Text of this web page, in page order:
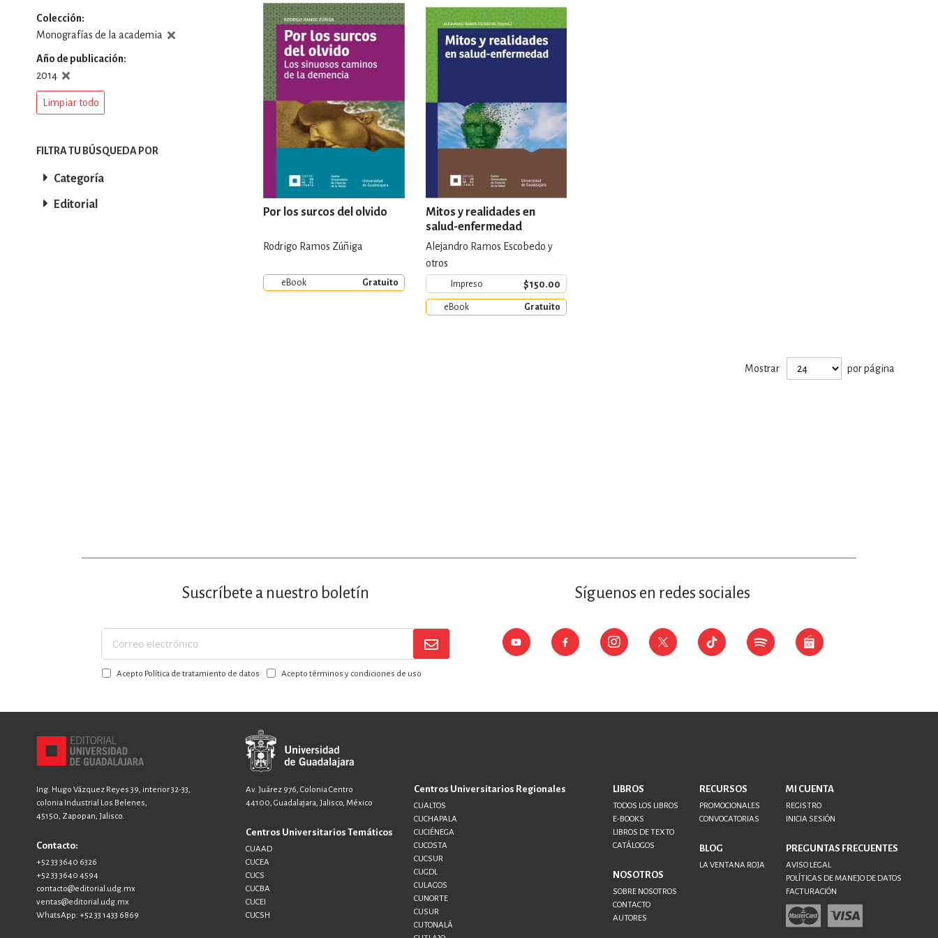
DEPORTES Y ACTIVIDADES DE OCIO AL AIRE LIBRE
ECONOMÍA, FINANZAS, EMPRESA Y GESTIÓN
ESTILOS DE VIDA, AFICIONES Y OCIO FICCIÓN Y TEMAS AFINES
FILOSOFÍA Y RELIGIÓN HISTORIA Y ARQUEOLOGÍA
INFANTILES, JUVENILES Y DIDÁCTICOS LENGUAJE Y LINGÜÍSTICA
TECNOLOGÍA, INGENIERÍA, AGRICULTURA
Por los surcos del olvido
Rodrigo Ramos Zúñiga
eBook Gratuito
Mitos y realidades en
salud-enfermedad
Alejandro Ramos Escobedo y
otros
Impreso $150.00
eBook Gratuito
Mostrar por página
Colección
Monografías de la academia
Año de publicación
2014
Limpiar todo
FILTRA TU BÚSQUEDA POR
Categoría
Editorial
Suscríbete a nuestro boletín
Suscríbase
a
nuestroAcepto Política de tratamiento de datos Acepto términos y condiciones de uso
Síguenos en redes sociales
Ing. Hugo Vázquez Reyes 39, interior 32-33,
colonia Industrial Los Belenes,
45150, Zapopan, Jalisco.
Contacto:
+52 33 3640 6326
+52 33 3640 4594
contacto@editorial.udg.mx
ventas@editorial.udg.mx
WhatsApp: +52 33 1433 6869
Av. Juárez 976, Colonia Centro
44100, Guadalajara, Jalisco, México
Centros Universitarios Temáticos
CUAAD
CUCEA
CUCS
CUCBA
CUCEI
CUCSH
Centros Universitarios Regionales
CUALTOS
CUCHAPALA
CUCIÉNEGA
CUCOSTA
CUCSUR
CUGDL
CULAGOS
CUNORTE
CUSUR
CUTONALÁ
LIBROS
TODOS LOS LIBROS
E-BOOKS
LIBROS DE TEXTO
CATÁLOGOS
NOSOTROS
SOBRE NOSOTROS
CONTACTO
AUTORES
RECURSOS
PROMOCIONALES
CONVOCATORIAS
BLOG
LA VENTANA ROJA
MI CUENTA
REGISTRO
INICIA SESIÓN
PREGUNTAS FRECUENTES
AVISO LEGAL
POLÍTICAS DE MANEJO DE DATOS
FACTURACIÓN